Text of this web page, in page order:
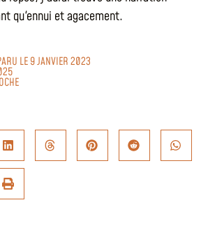
qu'ennui et agacement.
LE 9 JANVIER 2023